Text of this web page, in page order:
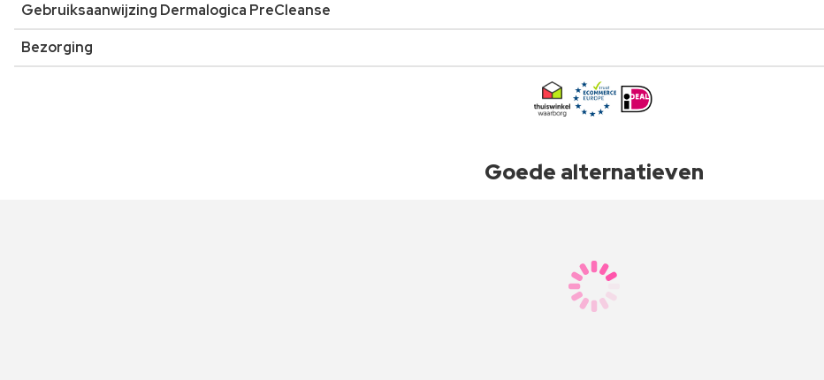
Gebruiksaanwijzing Dermalogica PreCleanse
Bezorging
Goede alternatieven